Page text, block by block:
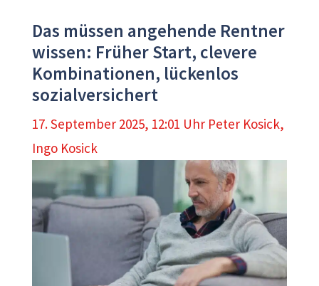
Das müssen angehende Rentner
wissen: Früher Start, clevere
Kombinationen, lückenlos
sozialversichert
17. September 2025, 12:01 Uhr Peter Kosick,
Ingo Kosick